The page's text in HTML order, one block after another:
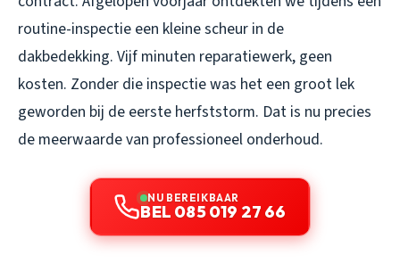
routine-inspectie een kleine scheur in de
dakbedekking. Vijf minuten reparatiewerk, geen
kosten. Zonder die inspectie was het een groot lek
geworden bij de eerste herfststorm. Dat is nu precies
de meerwaarde van professioneel onderhoud.
NU BEREIKBAAR
BEL 085 019 27 66